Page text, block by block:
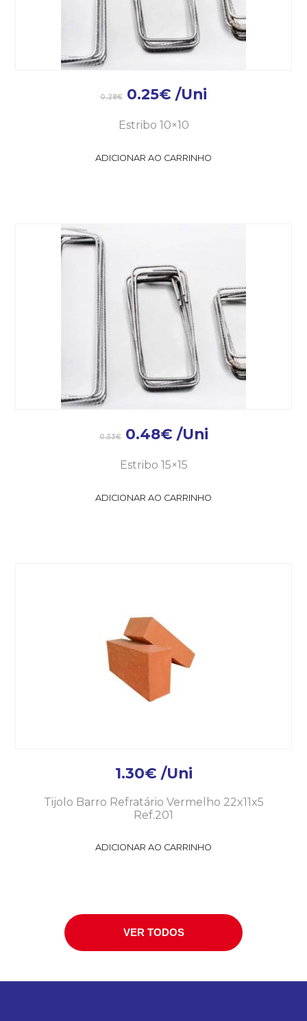
0.28€ 0.25€ /Uni
Estribo 10×10
ADICIONAR AO CARRINHO
0.53€ 0.48€ /Uni
Estribo 15×15
ADICIONAR AO CARRINHO
1.30€ /Uni
Tijolo Barro Refratário Vermelho 22x11x5
Ref.201
ADICIONAR AO CARRINHO
VER TODOS